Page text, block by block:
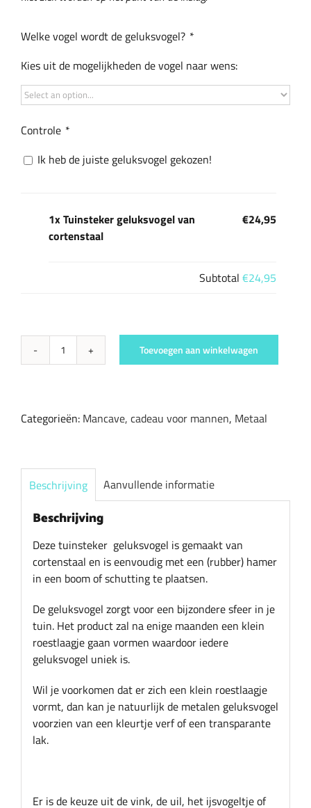
Welke vogel wordt de geluksvogel? *
Kies uit de mogelijkheden de vogel naar wens:
Controle *
Ik heb de juiste geluksvogel gekozen!
1x Tuinsteker geluksvogel van
cortenstaal
€24,95
Subtotal €24,95
Tuinsteker
aantal
Toevoegen aan winkelwagen
Categorieën: Mancave, cadeau voor mannen, Metaal
Beschrijving Aanvullende informatie
Beschrijving
Deze tuinsteker geluksvogel is gemaakt van
cortenstaal en is eenvoudig met een (rubber) hamer
in een boom of schutting te plaatsen.
De geluksvogel zorgt voor een bijzondere sfeer in je
tuin. Het product zal na enige maanden een klein
roestlaagje gaan vormen waardoor iedere
geluksvogel uniek is.
Wil je voorkomen dat er zich een klein roestlaagje
vormt, dan kan je natuurlijk de metalen geluksvogel
voorzien van een kleurtje verf of een transparante
lak.
Er is de keuze uit de vink, de uil, het ijsvogeltje of